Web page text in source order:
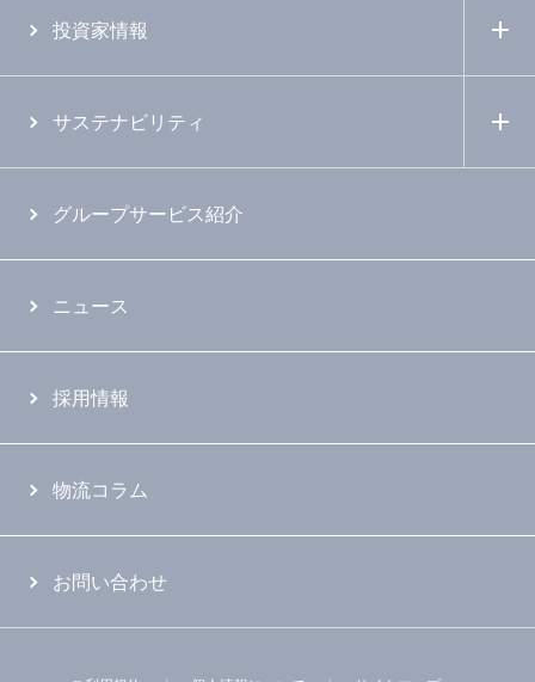
投資家情報
サステナビリティ
グループサービス紹介
ニュース
採用情報
物流コラム
お問い合わせ